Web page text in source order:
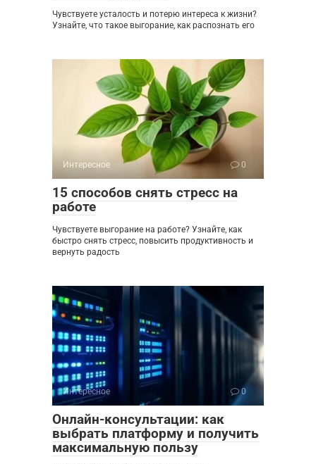
Чувствуете усталость и потерю интереса к жизни?
Узнайте, что такое выгорание, как распознать его
Интересное 0
15 способов снять стресс на
работе
Чувствуете выгорание на работе? Узнайте, как
быстро снять стресс, повысить продуктивность и
вернуть радость
Интересное 0
Онлайн-консультации: как
выбрать платформу и получить
максимальную пользу